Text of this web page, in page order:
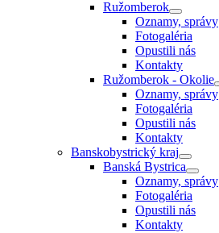
Ružomberok
Oznamy, správy
Fotogaléria
Opustili nás
Kontakty
Ružomberok - Okolie
Oznamy, správy
Fotogaléria
Opustili nás
Kontakty
Banskobystrický kraj
Banská Bystrica
Oznamy, správy
Fotogaléria
Opustili nás
Kontakty